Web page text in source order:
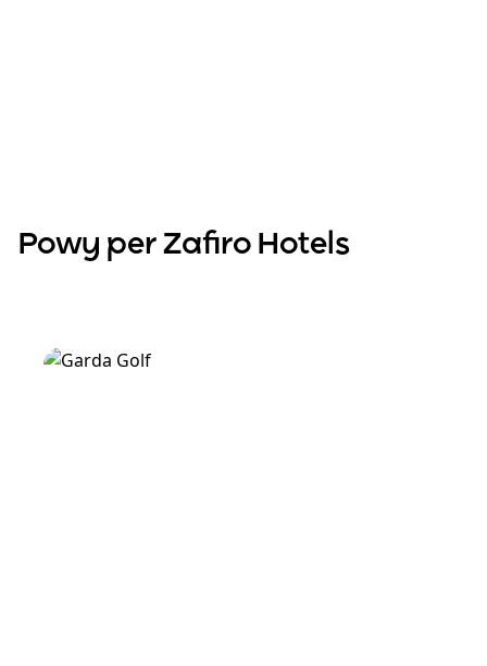
Powy per Zafiro Hotels